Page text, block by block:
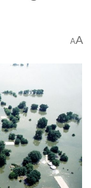
AA